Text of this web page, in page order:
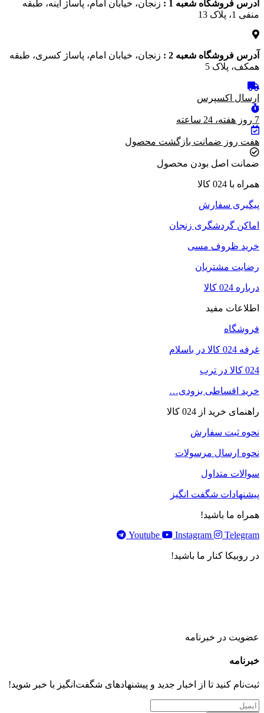
آدرس فروشگاه شعبه 1 :
زنجان، خیابان امام، پاساژ آینه، طبقه
منفی 1، پلاک 13
آدرس فروشگاه شعبه 2 :
زنجان، خیابان امام، پاساژ کسری، طبقه
همکف، پلاک 5
ارسال اکسپرس
7 روز هفته، 24 ساعته
هفت روز ضمانت بازگشت محصول
ضمانت اصل بودن محصول
همراه با 024 کالا
پیگیری سفارش
اماکن گردشگری زنجان
خرید ظروف مسی
رضایت مشتریان
درباره 024 کالا
اطلاعات مفید
فروشگاه
غرفه 024 کالا در باسلام
024 کالا در ترب
خرید اقساطی بزودی…
راهنمای خرید از 024 کالا
نحوه ثبت سفارش
نحوه ارسال مرسولات
سوالات متداول
پیشنهادات شگفت انگیز
همراه ما باشید!
Youtube
Instagram Telegram
در روبیکا کنار ما باشید!
عضویت در خبرنامه
خبر‌نامه
ثبت‌نام کنید تا از اخبار جدید و پیشنهاد‌های شگفت‌انگیز با خبر شوید!